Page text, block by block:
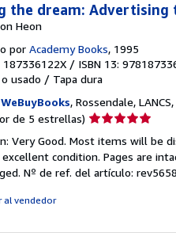
the dream:
Heon
por Academy Books, 1995
187336122X / ISBN 13:
usado / Tapa dura
WeBuyBooks, Rossendale,
de 5 estrellas) Calificación
vendedor:
5
de
Very Good. Most items will be
condition. Pages are
Nº de ref. del artículo:
al vendedor